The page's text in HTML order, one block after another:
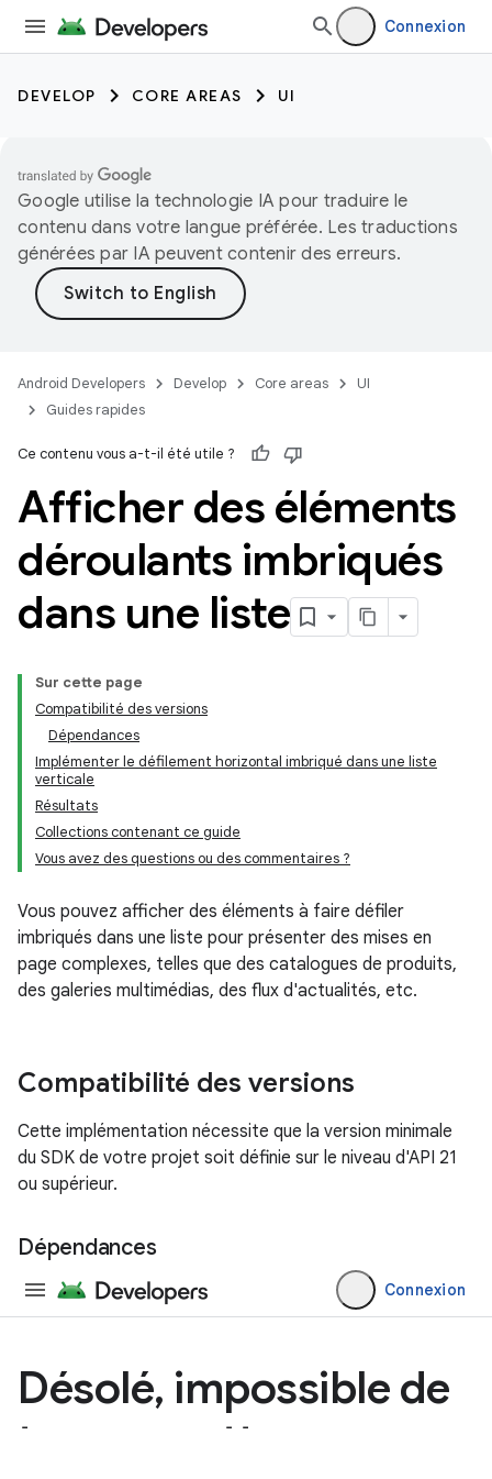
Connexion
DEVELOP CORE AREAS UI
Google utilise la technologie IA pour traduire le
contenu dans votre langue préférée. Les traductions
générées par IA peuvent contenir des erreurs.
Android Developers Develop Core areas
UI
Guides rapides
Ce contenu vous a-t-il été utile ?
Afficher des éléments
déroulants imbriqués
dans une liste
Sur cette page
Compatibilité des versions
Dépendances
Implémenter le défilement horizontal imbriqué dans une liste
verticale
Résultats
Collections contenant ce guide
Vous avez des questions ou des commentaires ?
Vous pouvez afficher des éléments à faire défiler
imbriqués dans une liste pour présenter des mises en
page complexes, telles que des catalogues de produits,
des galeries multimédias, des flux d'actualités, etc.
Compatibilité des versions
Cette implémentation nécessite que la version minimale
du SDK de votre projet soit définie sur le niveau d'API 21
ou supérieur.
Dépendances